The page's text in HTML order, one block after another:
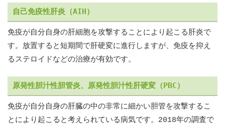
自己免疫性肝炎（AIH）
免疫が自分自身の肝細胞を攻撃することにより起こる肝炎で
す。放置すると短期間で肝硬変に進行しますが、免疫を抑え
るステロイドなどの治療が有効です。
原発性胆汁性胆管炎、原発性胆汁性肝硬変（PBC）
免疫が自分自身の肝臓の中の非常に細かい胆管を攻撃するこ
とにより起こると考えられている病気です。2018年の調査で